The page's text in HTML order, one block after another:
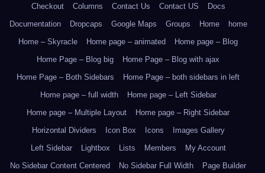
Checkout
Columns Contact Us Contact US
Docs
Documentation
Dropcaps Google Maps Groups Home
home
Home – Skyracle
Home page – animated
Home page – Blog
Home Page – Blog big
Home Page – Blog with ajax
Home Page – Both Sidebars
Home Page – both sidebars in left
Home page – full width
Home page – Left Sidebar
Home page – Multiple Layout
Home page – Right Sidebar
Horizontal Dividers
Icon Box Icons
Images Gallery
Left Sidebar
Lightbox Lists Members
My Account
No Sidebar Content Centered
No Sidebar Full Width
Page Builder